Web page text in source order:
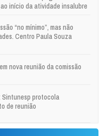
início da atividade insalubre
“no mínimo”, mas não
Centro Paula Souza
nova reunião da comissão
Sintunesp protocola
de reunião